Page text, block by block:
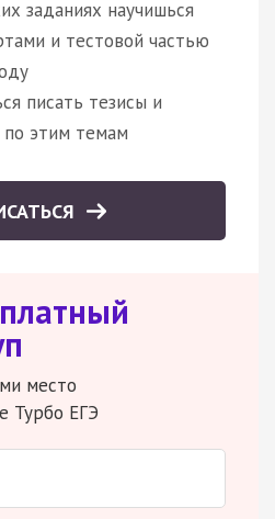
заданиях научишься
и тестовой частью
писать тезисы и
этим темам
место
Турбо ЕГЭ